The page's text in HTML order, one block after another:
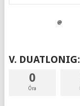
V. DUATLONIG:
0
Óra